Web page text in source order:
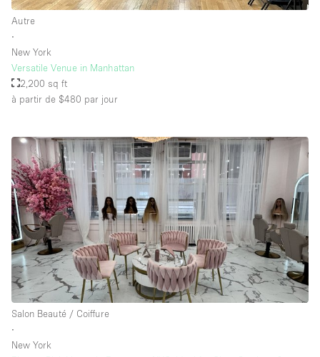
Autre
∙
New York
Versatile Venue in Manhattan
2,200 sq ft
à partir de $480 par jour
Salon Beauté / Coiffure
∙
New York